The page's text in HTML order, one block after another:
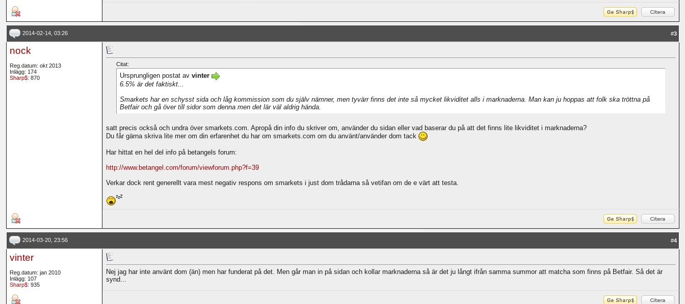
2014-02-14, 03:26 #3
nock
Reg.datum: okt 2013
Inlägg: 174
Sharp$: 870
Citat:
Ursprungligen postat av vinter
6.5% är det faktiskt...
Smarkets har en schysst sida och låg kommission som du själv nämner, men tyvärr finns det inte så mycket likviditet alls i marknaderna. Man kan ju hoppas att folk ska tröttna på
Betfair och gå över till sidor som denna men det lär väl aldrig hända.
satt precis också och undra över smarkets.com. Apropå din info du skriver om, använder du sidan eller vad baserar du på att det finns lite likviditet i marknaderna?
Du får gärna skriva lite mer om din erfarenhet du har om smarkets.com om du använt/använder dom tack
Har hittat en hel del info på betangels forum:
http://www.betangel.com/forum/viewforum.php?f=39
Verkar dock rent generellt vara mest negativ respons om smarkets i just dom trådarna så vetifan om de e värt att testa.
2014-03-20, 23:56 #4
vinter
Reg.datum: jan 2010
Inlägg: 107
Sharp$: 935
Nej jag har inte använt dom (än) men har funderat på det. Men går man in på sidan och kollar marknaderna så är det ju långt ifrån samma summor att matcha som finns på Betfair. Så det är
synd...